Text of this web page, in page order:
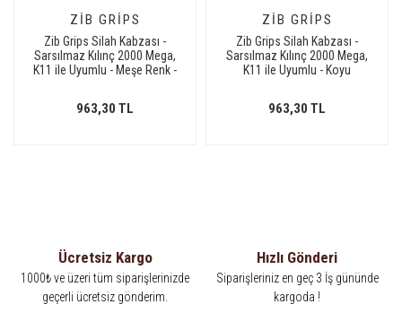
ZIB GRIPS
Zib Grips Silah Kabzası -
Sarsılmaz Kılınç 2000 Mega,
K11 ile Uyumlu - Meşe Renk -
963,30 TL
ZIB GRIPS
Zib Grips Silah Kabzası -
Sarsılmaz Kılınç 2000 Mega,
K11 ile Uyumlu - Koyu
963,30 TL
Ücretsiz Kargo
1000₺ ve üzeri tüm siparişlerinizde
geçerli ücretsiz gönderim.
Hızlı Gönderi
Siparişleriniz en geç 3 İş gününde
kargoda !